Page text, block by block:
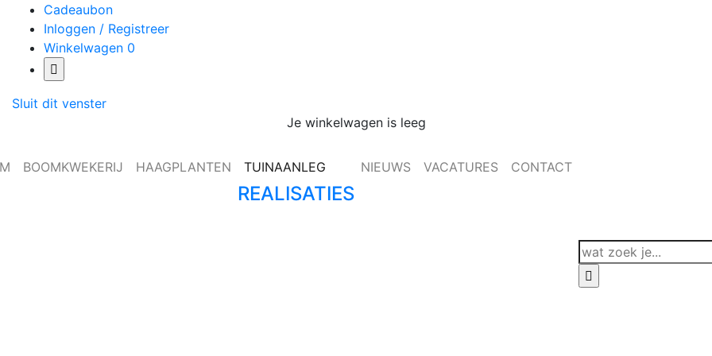
Cadeaubon
Inloggen / Registreer
Winkelwagen 0
Sluit dit venster
Je winkelwagen is leeg
BOOMKWEKERIJ HAAGPLANTEN TUINAANLEG
REALISATIES
NIEUWS VACATURES CONTACT